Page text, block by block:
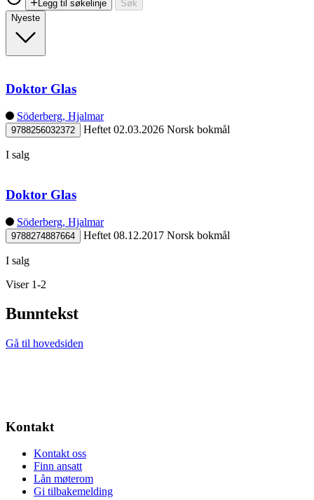
Legg til søkelinje
Søk
Nyeste
Doktor Glas
Söderberg, Hjalmar
9788256032372 Heftet 02.03.2026 Norsk bokmål
I salg
Doktor Glas
Söderberg, Hjalmar
9788274887664 Heftet 08.12.2017 Norsk bokmål
I salg
Viser 1-2
Bunntekst
Gå til hovedsiden
Kontakt
Kontakt oss
Finn ansatt
Lån møterom
Gi tilbakemelding